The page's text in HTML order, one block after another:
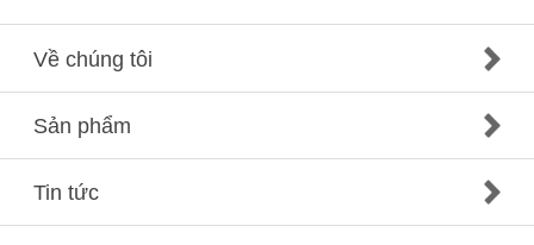
Về chúng tôi
Sản phẩm
Tin tức